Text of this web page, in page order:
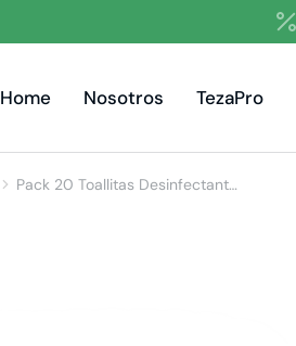
Home Nosotros TezaPro
Pack 20 Toallitas Desinfectant…